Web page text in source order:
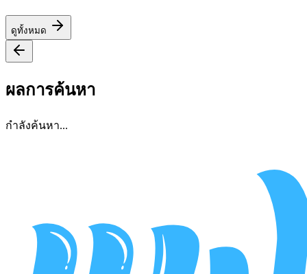
ดูทั้งหมด
ผลการค้นหา
กำลังค้นหา...